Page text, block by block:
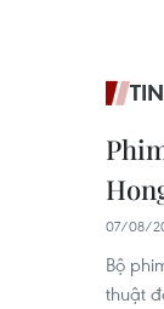
07/08/
Bộ
thuật